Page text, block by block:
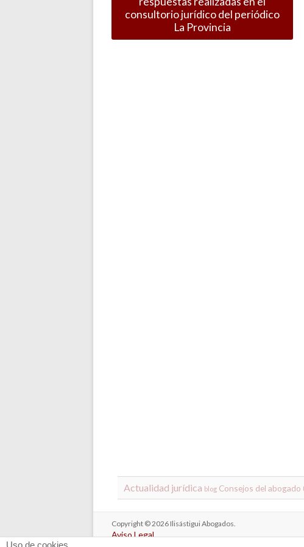
consultorio jurídico del periódico
La Provincia
Actualidad jurídica blog Consejos del abogado
Copyright © 2026 Ilisástigui Abogados.
Aviso Legal
Uso de cookies